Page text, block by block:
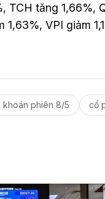
TCH tăng 1,66%,
1,63%, VPI giảm
khoán phiên 8/5 cổ